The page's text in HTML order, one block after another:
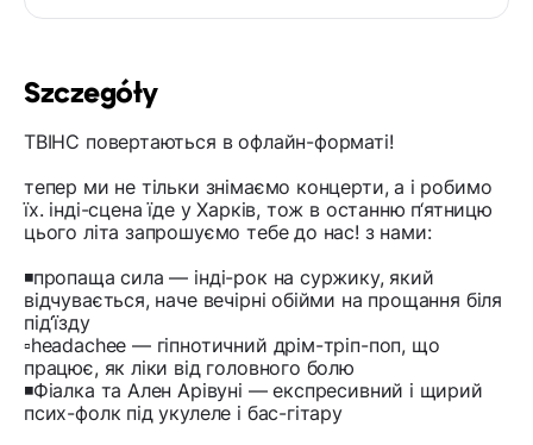
Szczegóły
ТВІНС повертаються в офлайн-форматі!
тепер ми не тільки знімаємо концерти, а і робимо
їх. інді-сцена їде у Харків, тож в останню п‘ятницю
цього літа запрошуємо тебе до нас! з нами:
◾️пропаща сила — інді-рок на суржику, який
відчувається, наче вечірні обійми на прощання біля
під‘їзду
▫️headachee — гіпнотичний дрім-тріп-поп, що
працює, як ліки від головного болю
◾️Фіалка та Ален Арівуні — експресивний і щирий
псих-фолк під укулеле і бас-гітару